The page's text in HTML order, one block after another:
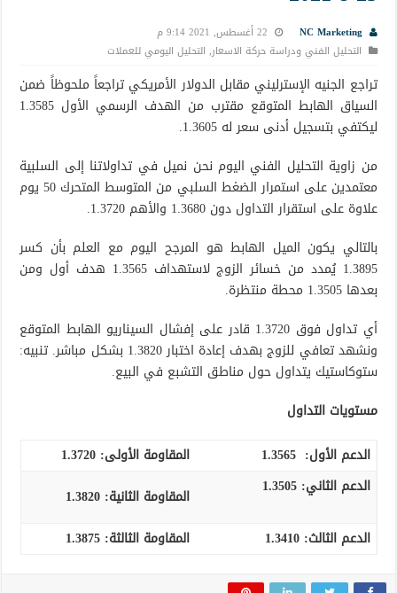
NC Marketing
22 أغسطس, 2021 9:14 م
التحليل الفني ودراسة حركة الاسعار, التحليل اليومي للعملات
تراجع الجنيه الإسترليني مقابل الدولار الأمريكي تراجعاً ملحوظاً ضمن
السياق الهابط المتوقع مقترب من الهدف الرسمي الأول 1.3585
ليكتفي بتسجيل أدنى سعر له 1.3605.
من زاوية التحليل الفني اليوم نحن نميل في تداولاتنا إلى السلبية
معتمدين على استمرار الضغط السلبي من المتوسط المتحرك 50 يوم
علاوة على استقرار التداول دون 1.3680 والأهم 1.3720.
بالتالي يكون الميل الهابط هو المرجح اليوم مع العلم بأن كسر
1.3895 يُمدد من خسائر الزوج لاستهداف 1.3565 هدف أول ومن
بعدها 1.3505 محطة منتظرة.
أي تداول فوق 1.3720 قادر على إفشال السيناريو الهابط المتوقع
ونشهد تعافي للزوج بهدف إعادة اختبار 1.3820 بشكل مباشر. تنبيه:
ستوكاستيك يتداول حول مناطق التشبع في البيع.
مستويات التداول
الدعم الأول: 1.3565 المقاومة الأولى: 1.3720
الدعم الثاني: 1.3505 المقاومة الثانية: 1.3820
الدعم الثالث: المقاومة الثالثة: 1.3875